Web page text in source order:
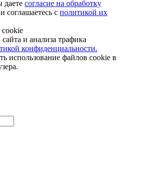
даете согласие на обработку
и соглашаетесь с политикой их
и анализа трафика
конфиденциальности.
использование файлов cookie в